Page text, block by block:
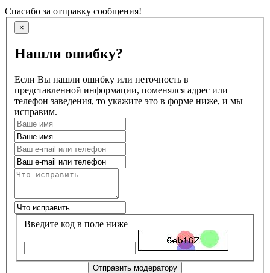
Спасибо за отправку сообщения!
×
Нашли ошибку?
Если Вы нашли ошибку или неточность в
представленной информации, поменялся адрес или
телефон заведения, то укажите это в форме ниже, и мы
исправим.
Введите код в поле ниже
Отправить модератору